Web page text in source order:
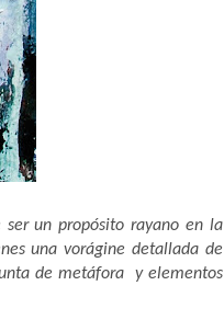
un propósito rayano en la
una vorágine detallada de
de metáfora y elementos